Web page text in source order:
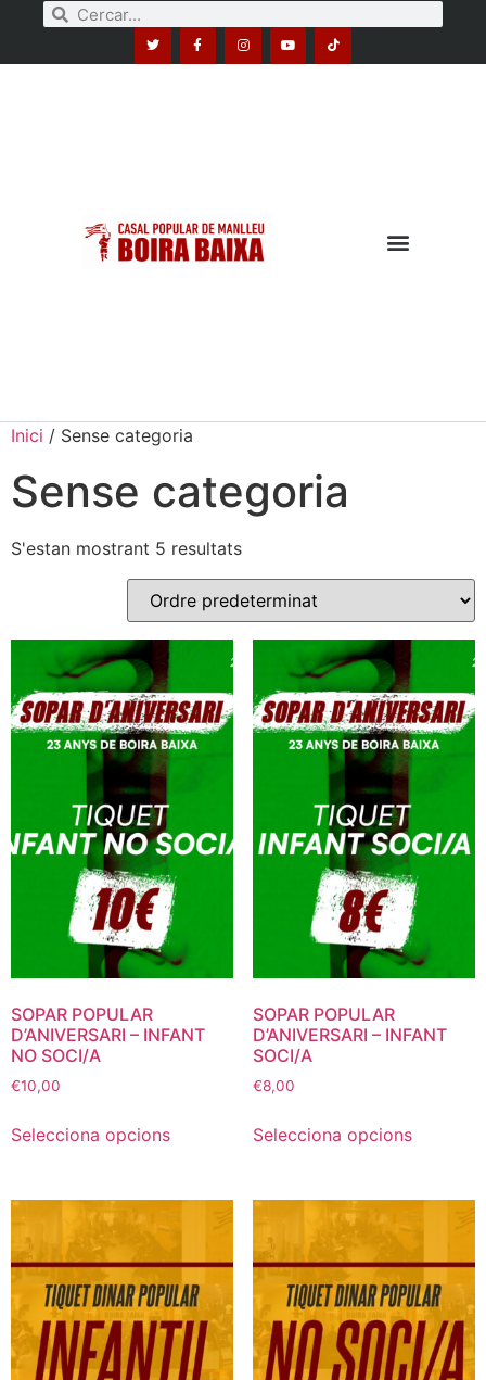
Inici / Sense categoria
Sense categoria
S'estan mostrant 5 resultats
SOPAR POPULAR
D’ANIVERSARI – INFANT
NO SOCI/A
€10,00
Selecciona opcions
SOPAR POPULAR
D’ANIVERSARI – INFANT
SOCI/A
€8,00
Selecciona opcions